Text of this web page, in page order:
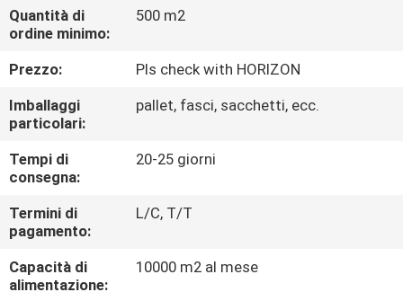
CONTROLLO
DI
QUALITÀ
CONTATTICI
RICHIEDA
UNA
CITAZIONE
Quantità di
ordine minimo:
500 m2
Prezzo:
Pls check with HORIZON
Imballaggi
particolari:
pallet, fasci, sacchetti, ecc.
Tempi di
consegna:
20-25 giorni
Termini di
pagamento:
L/C, T/T
Capacità di
alimentazione:
10000 m2 al mese